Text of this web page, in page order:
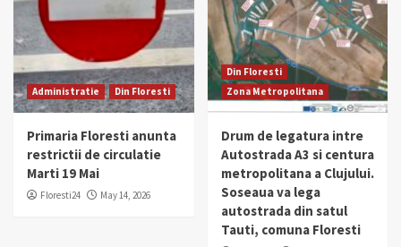
Administratie Din Floresti
Primaria Floresti anunta
restrictii de circulatie
Marti 19 Mai
Floresti24 May 14, 2026
Din Floresti
Zona Metropolitana
Drum de legatura intre
Autostrada A3 si centura
metropolitana a Clujului.
Soseaua va lega
autostrada din satul
Tauti, comuna Floresti